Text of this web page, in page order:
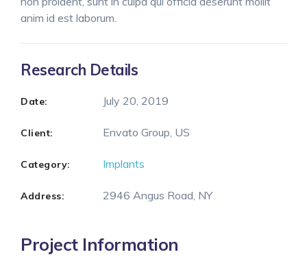
anim id est laborum.
Research Details
Date: July 20, 2019
Client: Envato Group, US
Category: Implants
Address: 2946 Angus Road, NY
Project Information